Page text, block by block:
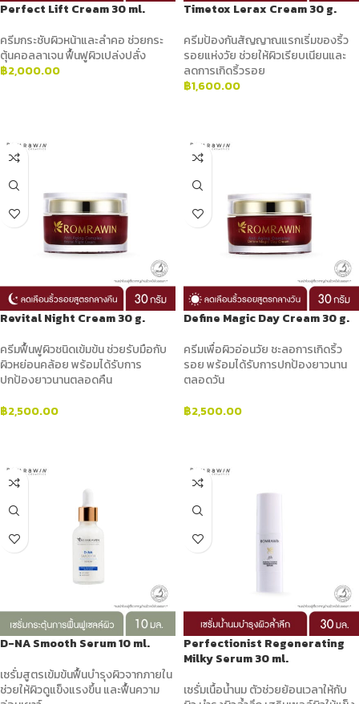
Perfect Lift Cream 30 ml.
ครีมกระชับผิวหน้าและลำคอ ช่วยกระ
ตุ้นคอลลาเจน ฟื้นฟูผิวเปล่งปลั่ง
฿2,000.00
Timetox Lerax Cream 30 g.
ครีมป้องกันสัญญาณแรกเริ่มของริ้ว
รอยแห่งวัย ช่วยให้ผิวเรียบเนียนและ
ลดการเกิดริ้วรอย
฿1,600.00
Revital Night Cream 30 g.
ครีมฟื้นฟูผิวชนิดเข้มข้น ช่วยรับมือกับ
ผิวหย่อนคล้อย พร้อมได้รับการ
ปกป้องยาวนานตลอดคืน
฿2,500.00
Define Magic Day Cream 30 g.
ครีมเพื่อผิวอ่อนวัย ชะลอการเกิดริ้ว
รอย พร้อมได้รับการปกป้องยาวนาน
ตลอดวัน
฿2,500.00
D-NA Smooth Serum 10 ml.
เซรั่มสูตรเข้มข้นฟื้นบำรุงผิวจากภายใน
ช่วยให้ผิวดูแข็งแรงขึ้น และฟื้นความ
Perfectionist Regenerating
Milky Serum 30 ml.
เซรั่มเนื้อน้ำนม ตัวช่วยย้อนเวลาให้กับ